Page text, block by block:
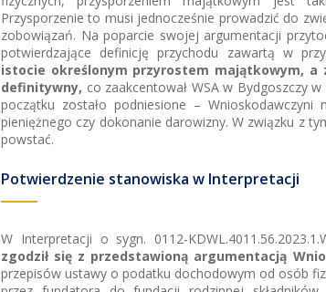
Przysporzenie to musi jednocześnie prowadzić do
zobowiązań. Na poparcie swojej argumentacji
potwierdzające definicję przychodu zawartą w
istocie określonym przyrostem majątkowym,
definitywny, co zaakcentował WSA w Bydgoszczy
początku zostało podniesione –
pieniężnego czy dokonanie darowizny. W związku z
powstać.
Potwierdzenie stanowiska w Interpretacji
W Interpretacji o sygn. 0112-
zgodził się z przedstawioną argumentacją
przepisów ustawy o podatku dochodowym od osób